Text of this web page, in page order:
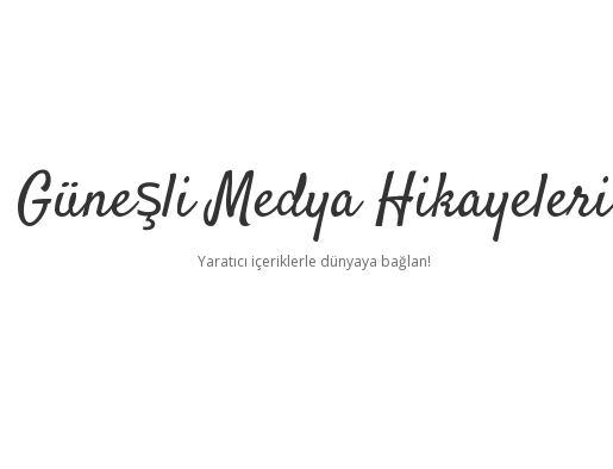
Güneşli Medya Hikayeleri
Yaratıcı içeriklerle dünyaya bağlan!